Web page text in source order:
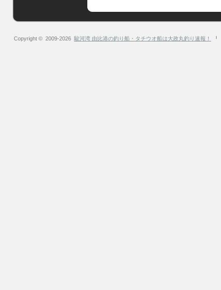
Copyright © 2009-2026 駿河湾 由比港の釣り船・タチウオ船は大政丸釣り速報！